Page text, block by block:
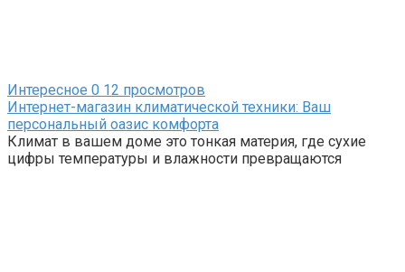
Интересное 0 12 просмотров
Интернет-магазин климатической техники: Ваш
персональный оазис комфорта
Климат в вашем доме это тонкая материя, где сухие
цифры температуры и влажности превращаются